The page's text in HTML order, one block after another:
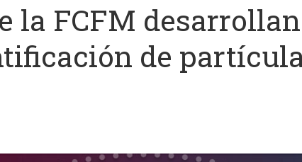
la FCFM
de